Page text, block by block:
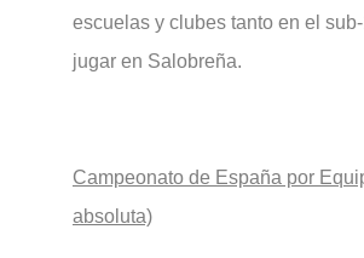
escuelas y clubes tanto en el
jugar en Salobreña.
Campeonato de España por
absoluta)